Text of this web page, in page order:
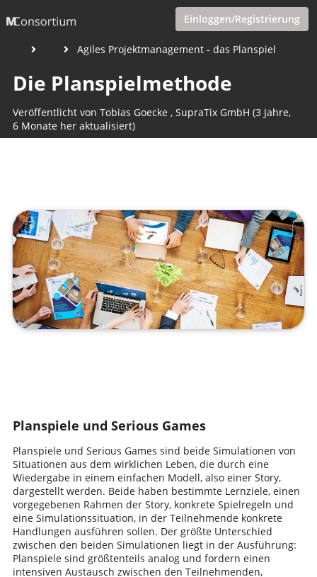
Einloggen/Registrierung
Agiles Projektmanagement - das Planspiel
Die Planspielmethode
Veröffentlicht von Tobias Goecke , SupraTix GmbH (3 Jahre,
6 Monate her aktualisiert)
Planspiele und Serious Games
Planspiele und Serious Games sind beide Simulationen von
Situationen aus dem wirklichen Leben, die durch eine
Wiedergabe in einem einfachen Modell, also einer Story,
dargestellt werden. Beide haben bestimmte Lernziele, einen
vorgegebenen Rahmen der Story, konkrete Spielregeln und
eine Simulationssituation, in der Teilnehmende konkrete
Handlungen ausführen sollen. Der größte Unterschied
zwischen den beiden Simulationen liegt in der Ausführung:
Planspiele sind größtenteils analog und fordern einen
intensiven Austausch zwischen den Teilnehmenden,